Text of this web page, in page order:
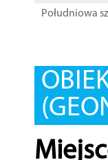
Południowa